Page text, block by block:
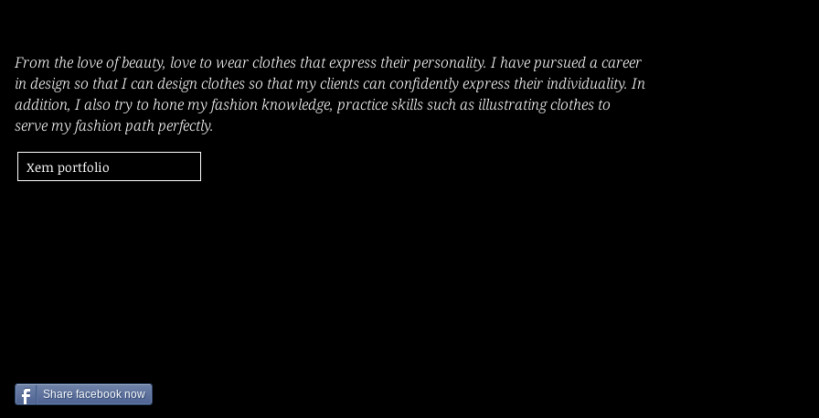
Xem portfolio
From the love of beauty, love to wear clothes that express their personality. I have pursued a career
in design so that I can design clothes so that my clients can confidently express their individuality. In
addition, I also try to hone my fashion knowledge, practice skills such as illustrating clothes to
serve my fashion path perfectly.
Share facebook now